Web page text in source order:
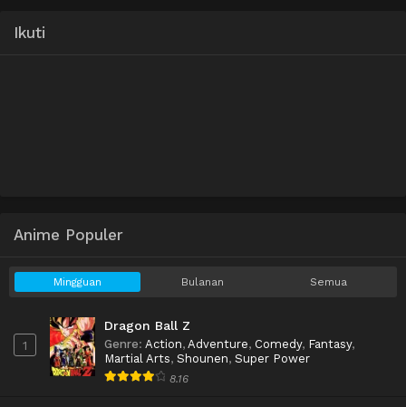
Ikuti
Anime Populer
Mingguan Bulanan Semua
1
Dragon Ball Z
Genre: Action, Adventure, Comedy, Fantasy,
Martial Arts, Shounen, Super Power
8.16